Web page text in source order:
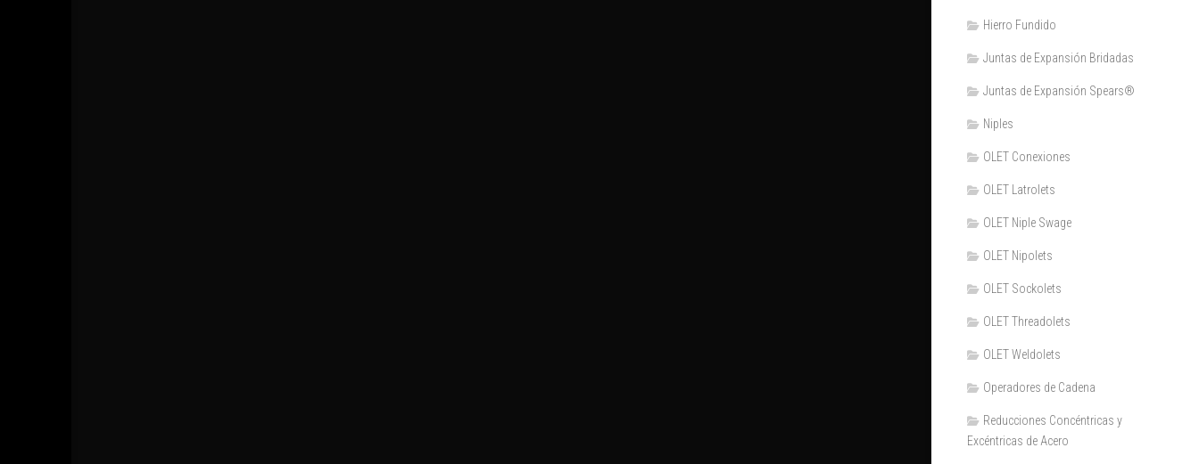
Hierro Fundido
Juntas de Expansión Bridadas
Juntas de Expansión Spears®
Niples
OLET Conexiones
OLET Latrolets
OLET Niple Swage
OLET Nipolets
OLET Sockolets
OLET Threadolets
OLET Weldolets
Operadores de Cadena
Reducciones Concéntricas y
Excéntricas de Acero